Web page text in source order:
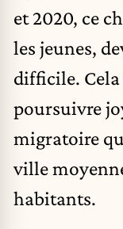
et 2020, ce
les jeunes,
difficile. Cela
poursuivre
migratoire
ville
habitants.